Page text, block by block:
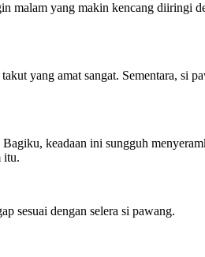
malam yang makin kencang diiringi
yang amat sangat. Sementara, si
keadaan ini sungguh
itu.
sesuai dengan selera si pawang.